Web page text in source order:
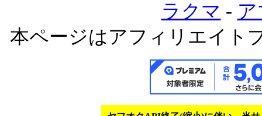
ラクマ -
本ページはアフィリエイト